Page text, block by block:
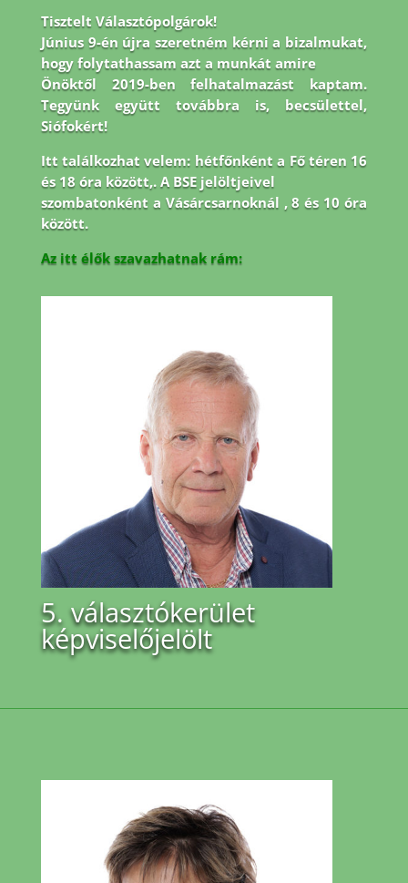
Tisztelt Választópolgárok!
Június 9-én újra szeretném kérni a bizalmukat,
hogy folytathassam azt a munkát amire
Önöktől 2019-ben felhatalmazást kaptam.
Tegyünk együtt továbbra is, becsülettel,
Siófokért!
Itt találkozhat velem: hétfőnként a Fő téren 16
és 18 óra között,. A BSE jelöltjeivel
szombatonként a Vásárcsarnoknál , 8 és 10 óra
között.
Az itt élők szavazhatnak rám:
5. választókerület
képviselőjelölt